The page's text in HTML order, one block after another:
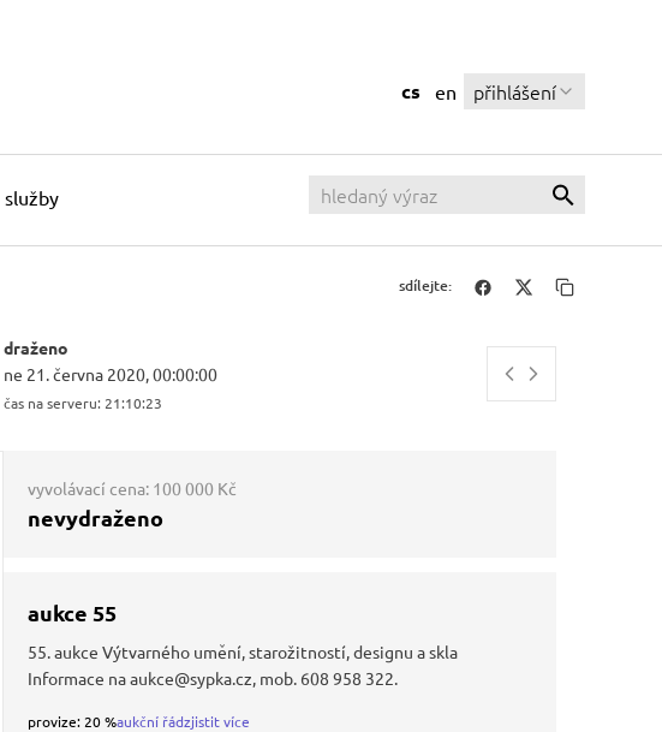
služby
cs en přihlášení
sdílejte:
draženo
ne 21. června 2020, 00:00:00
čas na serveru: 21:10:24
vyvolávací cena: 100 000 Kč
nevydraženo
aukce 55
55. aukce Výtvarného umění, starožitností, designu a skla
Informace na aukce@sypka.cz, mob. 608 958 322.
provize: 20 %aukční řádzjistit více